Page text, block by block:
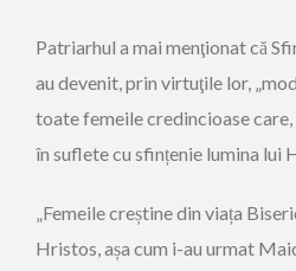
Patriarhul a mai menţionat că
au devenit, prin virtuţile lor,
toate femeile credincioase
în suflete cu sfințenie lumina lui
„Femeile creștine din viața
Hristos, așa cum i-au urmat